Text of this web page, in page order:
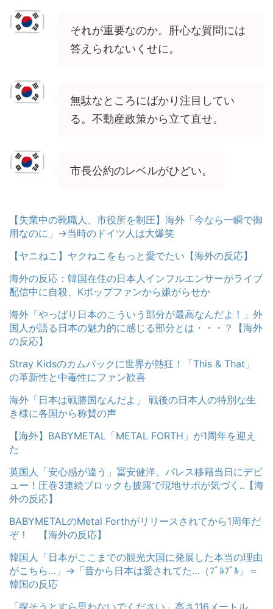
それが重要なのか。肝心な質問には
答えられないくせに。
無駄なところにばかり注目してい
る。不動産政策から立て直せ。
市長公約のレベルがひどい。
【失業中の靴職人、市役所を制圧】海外「今なら一瞬で御
用なのに」→当時のドイツ人は大爆笑
【ヤニねこ】ヤクねこをもっと愛でたい【海外の反応】
海外の反応：韓国在住の日本人インフルエンサーがライブ
配信中に自殺、Kポップファンから嫌がらせか
海外「やっぱり日本のこういう部分が最高なんだよ！」外
国人が語る日本の魅力的に感じる部分とは・・・？【海外
の反応】
Stray Kidsのカムバックに世界が熱狂！「This & That」
の革新性と中毒性にファン歓喜
海外「日本は戦勝国なんだよ」 戦後の日本人の特別な生
き様に各国から称賛の声
【海外】BABYMETAL「METAL FORTH」が1周年を迎え
た
英国人「安心感が違う」冨安健洋、パレス移籍当日にデビ
ュー！圧巻3連続ブロックも披露で現地サポが気づく..【海
外の反応】
BABYMETALのMetal Forthがリリースされてから1周年だ
ぞ！ 【海外の反応】
韓国人「日本がここまでの観光大国に発展した本当の理由
がこちら…」→「昔から日本は愛されてた…（ﾌﾞﾙﾌﾞﾙ」＝
韓国の反応
「探そうとすら思わないでください」高さ116メートル、